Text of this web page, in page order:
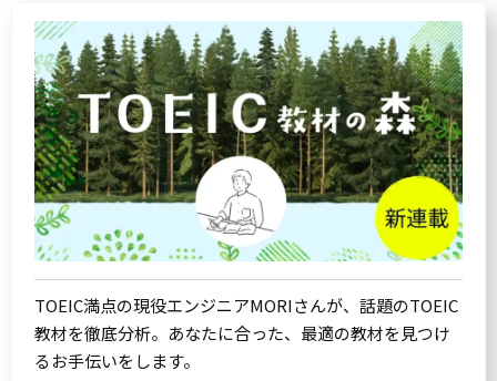
TOEIC満点の現役エンジニアMORIさんが、話題のTOEIC
教材を徹底分析。あなたに合った、最適の教材を見つけ
るお手伝いをします。